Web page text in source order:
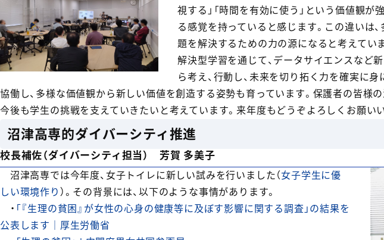
視する」「時間を有効に使う」という価値観が
る感覚を持っていると感じます。この違いは
題を解決するための力の源になると考えてい
解決型学習を通じて、データサイエンスなど
ら考え、行動し、未来を切り拓く力を確実に身
協働し、多様な価値観から新しい価値を創造する姿勢も育っています。保護者の皆様
今後も学生の挑戦を支えていきたいと考えています。来年度もどうぞよろしくお願いい
沼津高専的ダイバーシティ推進
校長補佐（ダイバーシティ担当） 芳賀 多美子
沼津高専では今年度、女子トイレに新しい試みを行いました（女子学生に優
しい環境作り ）。その背景には、以下のような事情があります。
・ 「『生理の貧困』が女性の心身の健康等に及ぼす影響に関する調査」の結果を
公表します｜厚生労働省